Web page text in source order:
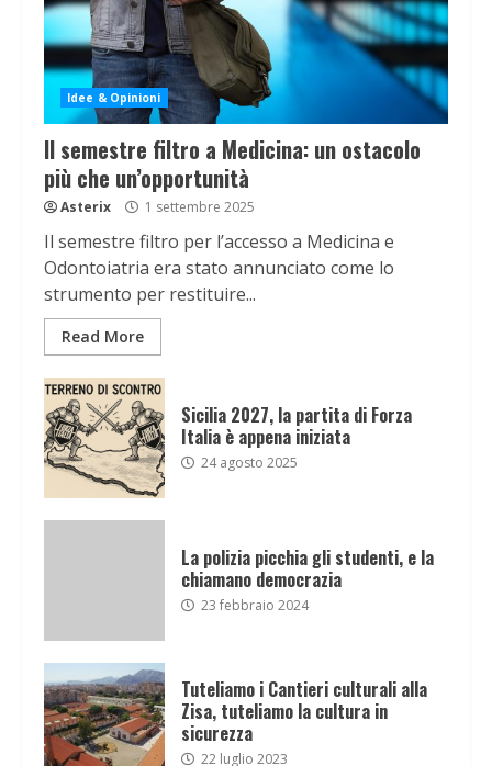
Idee & Opinioni
Il semestre filtro a Medicina: un ostacolo
più che un’opportunità
Asterix 1 settembre 2025
Il semestre filtro per l’accesso a Medicina e
Odontoiatria era stato annunciato come lo
strumento per restituire...
Read More
Sicilia 2027, la partita di Forza
Italia è appena iniziata
24 agosto 2025
La polizia picchia gli studenti, e la
chiamano democrazia
23 febbraio 2024
Tuteliamo i Cantieri culturali alla
Zisa, tuteliamo la cultura in
sicurezza
22 luglio 2023